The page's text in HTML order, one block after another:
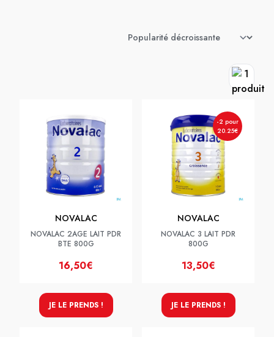
NOVALAC
NOVALAC 2AGE LAIT PDR
BTE 800G
16,50€
JE LE PRENDS !
-2 pour
20.25€
NOVALAC
NOVALAC 3 LAIT PDR
800G
13,50€
JE LE PRENDS !